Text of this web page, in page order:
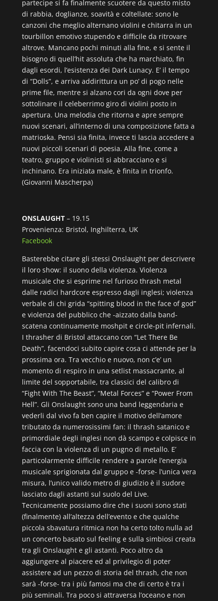
partecipe si fa finalmente scuotere da questo misto
di rabbia, doglianze, soavità e coltellate: sono le
canzoni che meglio alternano violini e chitarra in un
tourbillon emotivo stupendo e difficile da ritrovare
altrove. Mancano pochi minuti alla fine, e si sente il
bisogno di quell’hit assoluta che ha marchiato, fin
dagli esordi, l’esistenza dei Dark Lunacy. E’ il tempo
di “Dolls”, e arriva addirittura un po’ di pogo nelle
prime file, mentre si alzano cori da ogni dove per
sottolinare il celeberrimo giro di violini posto in
apertura. Una melodia che ritorna e apre sempre
nuovi scenari, all’interno di una composizione fatta a
matrioska. Pensi sia finita, invece ti lascia accedere a
nuovi piccoli scenari di poesia. Alla fine, come a
teatro, gruppo e violinisti si abbracciano e si
inchinano. Era iniziata male, è finita in trionfo.
(Giovanni Mascherpa)
ONSLAUGHT– 19.15
Provenienza: Bristol, Inghilterra, UK
Facebook
Basterebbe citare gli stessi Onslaught per descrivere
il loro show: il suono della violenza. Violenza
musicale che si esprime nel furioso thrash metal
dalle radici hardcore espresso dagli inglesi; violenza
verbale di chi grida “spitting blood in the face of god”
e violenza del pubblico che -aizzato dalla band-
scatena continuamente moshpit e circle-pit infernali.
I thrasher di Bristol attaccano con “Let There Be
Death”, facendoci subito capire cosa ci attende per la
prossima ora. Tra vecchio e nuovo, non c’e’ un
momento di respiro in una setlist massacrante, al
limite del sopportabile, tra classici del calibro di
“Fight With The Beast”, “Metal Forces” e “Power From
Hell”. Gli Onslaught sono una band leggendaria e
vederli dal vivo fa ben capire il motivo dell’amore
tributato da numerosissimi fan: il thrash satanico e
primordiale degli inglesi non dà scampo e colpisce in
faccia con la violenza di un pugno di metallo. E’
particolarmente difficile rendere a parole l’energia
musicale sprigionata dal gruppo e -forse- l’unica vera
misura, l’unico valido metro di giudizio è il sudore
lasciato dagli astanti sul suolo del Live.
Tecnicamente possiamo dire che i suoni sono stati
(finalmente) all’altezza dell’evento e che qualche
piccola sbavatura ritmica non ha certo tolto nulla ad
un concerto basato sul feeling e sulla simbiosi creata
tra gli Onslaught e gli astanti. Poco altro da
aggiungere al piacere ed al privilegio di poter
assistere ad un pezzo di storia del thrash, che non
sarà -forse- tra i più famosi ma che di certo è tra i
più seminali. Tra poco si attraversa l’oceano e non